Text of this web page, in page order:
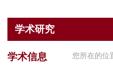
学术研究
您所在的位
学术信息